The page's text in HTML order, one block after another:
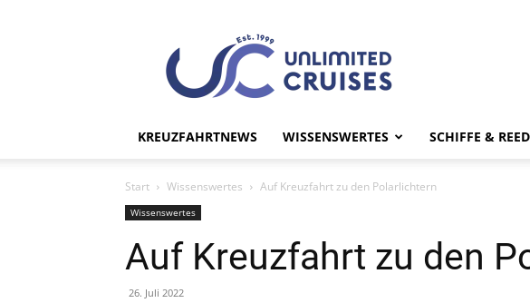
Unlimited
Cruises
KREUZFAHRTNEWS WISSENSWERTES SCHIFFE &
Start Wissenswertes Auf Kreuzfahrt zu den Polarlichtern
Wissenswertes
Auf Kreuzfahrt zu den
26. Juli 2022